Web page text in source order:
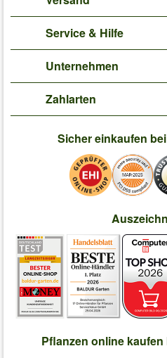
Service & Hilfe
Unternehmen
Zahlarten
Sicher einkaufen
Pflanzen online